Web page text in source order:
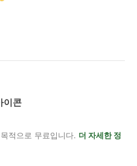
이콘
적으로 무료입니다. 더 자세한 정